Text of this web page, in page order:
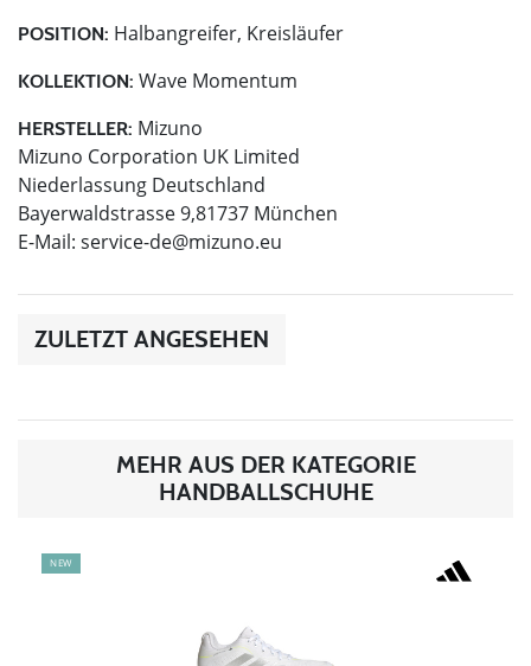
POSITION: Halbangreifer, Kreisläufer
KOLLEKTION: Wave Momentum
HERSTELLER: Mizuno
Mizuno Corporation UK Limited
Niederlassung Deutschland
Bayerwaldstrasse 9,81737 München
E-Mail: service-de@mizuno.eu
ZULETZT ANGESEHEN
MEHR AUS DER KATEGORIE
HANDBALLSCHUHE
NEW